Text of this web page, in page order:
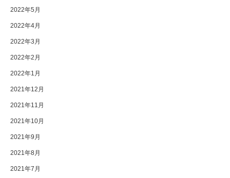
2022年5月
2022年4月
2022年3月
2022年2月
2022年1月
2021年12月
2021年11月
2021年10月
2021年9月
2021年8月
2021年7月